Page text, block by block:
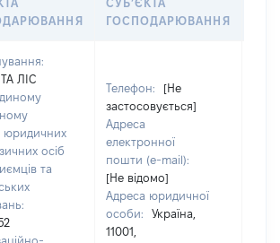
СУБʼЄКТА
ГОСПОДАРЮВАННЯ
ЛІС
юридичних
осіб
та
Телефон:
[Не
застосовується]
Адреса
електронної
пошти (e-mail):
[Не відомо]
Адреса юридичної
особи:
Україна,
11001,